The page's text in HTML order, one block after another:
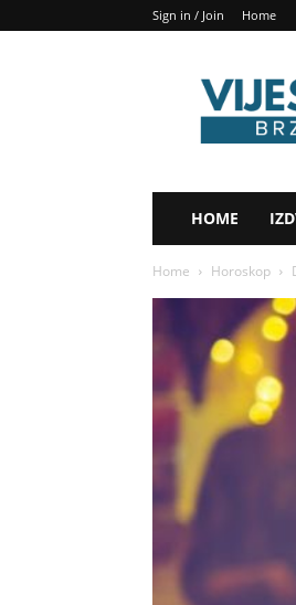
Sign in / Join Home
BIH
HOME
Home Horoskop